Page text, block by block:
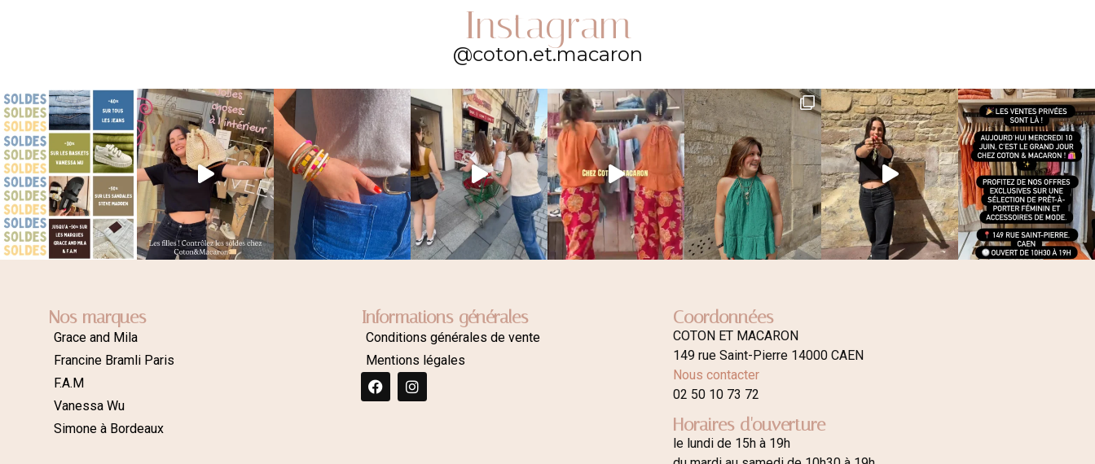
Instagram
@coton.et.macaron
Nos marques
Grace and Mila
Francine Bramli Paris
F.A.M
Vanessa Wu
Simone à Bordeaux
Informations générales
Conditions générales de vente
Mentions légales
Coordonnées
COTON ET MACARON
149 rue Saint-Pierre 14000 CAEN
Nous contacter
02 50 10 73 72
Horaires d'ouverture
le lundi de 15h à 19h